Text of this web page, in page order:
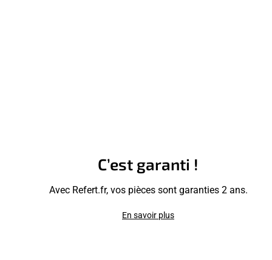
C’est garanti !
Avec Refert.fr, vos pièces sont garanties 2 ans.
En savoir plus